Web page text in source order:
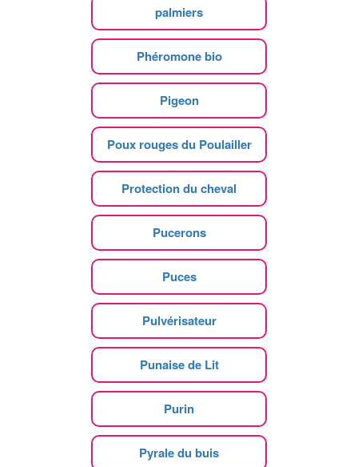
palmiers
Phéromone bio
Pigeon
Poux rouges du Poulailler
Protection du cheval
Pucerons
Puces
Pulvérisateur
Punaise de Lit
Purin
Pyrale du buis